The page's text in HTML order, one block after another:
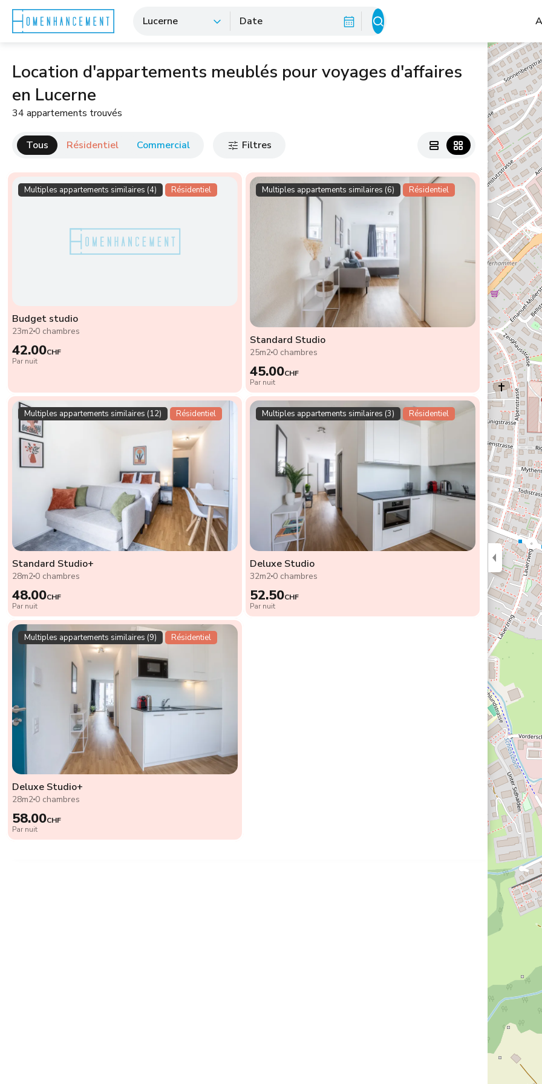
Lucerne Date
Location d'appartements meublés pour voyages d'affaires
en Lucerne
34 appartements trouvés
Tous Résidentiel Commercial Filtres
Multiples appartements similaires (4) Résidentiel
Budget studio
23m2 0 chambres
42.00CHF
Par nuit
Multiples appartements similaires (6) Résidentiel
Standard Studio
25m2 0 chambres
45.00CHF
Par nuit
Multiples appartements similaires (12) Résidentiel
Standard Studio+
28m2 0 chambres
48.00CHF
Par nuit
Multiples appartements similaires (3) Résidentiel
Deluxe Studio
32m2 0 chambres
52.50CHF
Par nuit
Multiples appartements similaires (9) Résidentiel
Deluxe Studio+
28m2 0 chambres
58.00CHF
Par nuit